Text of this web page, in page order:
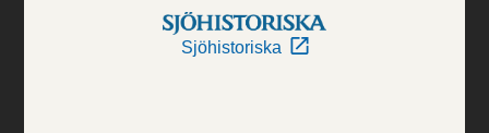
Sjöhistoriska